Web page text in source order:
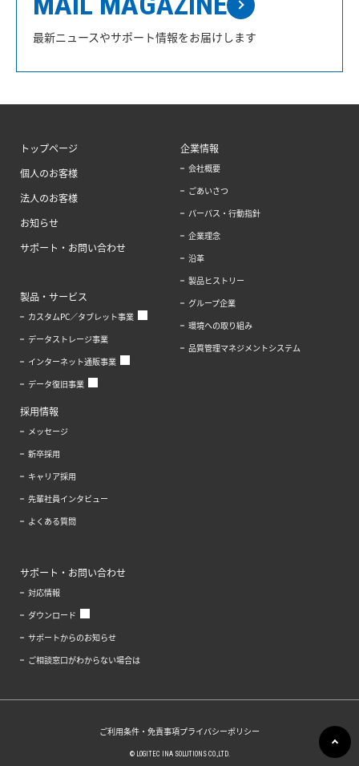
最新ニュースやサポート情報をお届けします
トップページ
個人のお客様
法人のお客様
お知らせ
サポート・お問い合わせ
製品・サービス
カスタムPC／タブレット事業
データストレージ事業
インターネット通販事業
データ復旧事業
企業情報
会社概要
ごあいさつ
パーパス・行動指針
企業理念
沿革
製品ヒストリー
グループ企業
環境への取り組み
品質管理マネジメントシステム
採用情報
メッセージ
新卒採用
キャリア採用
先輩社員インタビュー
よくある質問
サポート・お問い合わせ
対応情報
ダウンロード
サポートからのお知らせ
ご相談窓口がわからない場合は
ご利用条件・免責事項プライバシーポリシー
© LOGITEC INA SOLUTIONS CO.,LTD.